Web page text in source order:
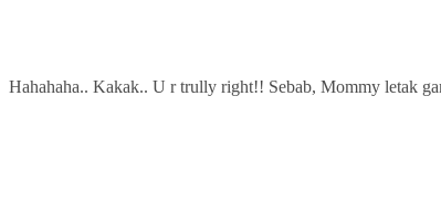
Hahahaha.. Kakak.. U r trully right!! Sebab, Mommy letak